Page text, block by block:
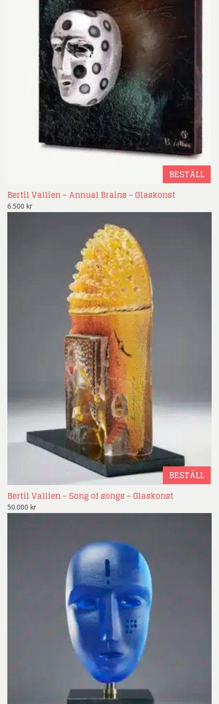
BESTÄLL
Bertil Vallien – Annual Brains – Glaskonst
6.500 kr
BESTÄLL
Bertil Vallien – Song of songs – Glaskonst
50.000 kr